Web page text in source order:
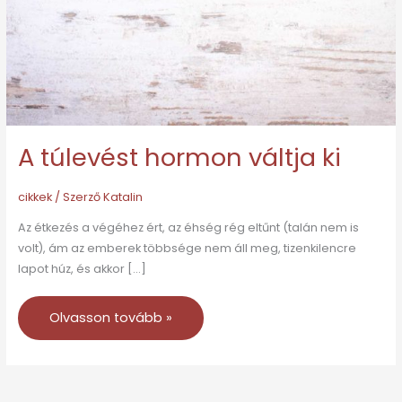
A túlevést hormon váltja ki
cikkek/ SzerzőKatalin
Az étkezés a végéhez ért, az éhség rég eltűnt (talán nem is
volt), ám az emberek többsége nem áll meg, tizenkilencre
lapot húz, és akkor […]
Olvasson tovább »